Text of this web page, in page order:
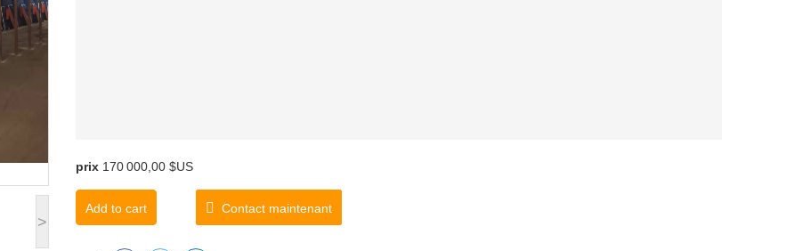
>
prix 170 000,00 $US
Add to cart Contact maintenant